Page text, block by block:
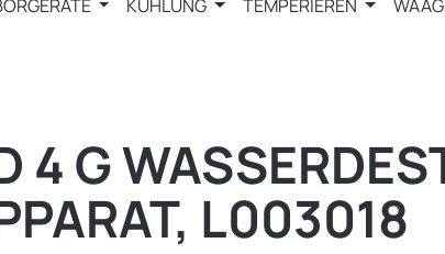
KÜHLUNG TEMPERIEREN
4 G
L003018